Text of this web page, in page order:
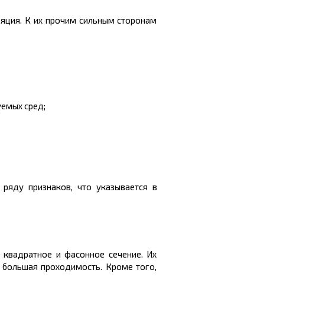
К их прочим сильным сторонам
сред;
признаков, что указывается в
и фасонное сечение. Их
проходимость. Кроме того,